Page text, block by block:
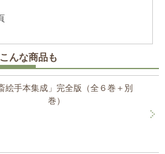
んな商品も
絵手本集成」完全版（全６巻＋別
巻）